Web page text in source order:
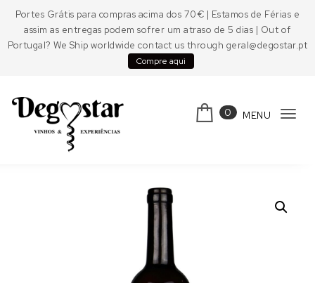
Portes Grátis para compras acima dos 70€ | Estamos de Férias e
assim as entregas podem sofrer um atraso de 5 dias | Out of
Portugal? We Ship worldwide contact us through geral@degostar.pt
Compre aqui
0 MENU